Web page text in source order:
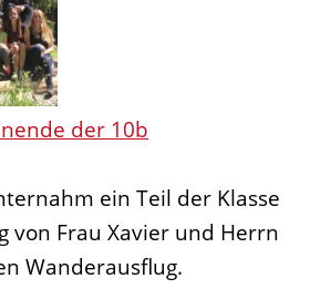
der 10b
ein Teil der Klasse
von Frau Xavier und Herrn
Wanderausflug.